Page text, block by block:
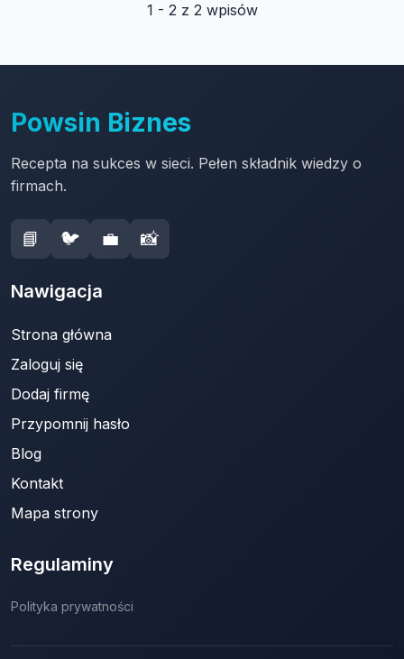
1 - 2 z 2 wpisów
Powsin Biznes
Recepta na sukces w sieci. Pełen składnik wiedzy o
firmach.
📘 🐦 💼 📸
Nawigacja
Strona główna
Zaloguj się
Dodaj firmę
Przypomnij hasło
Blog
Kontakt
Mapa strony
Regulaminy
Polityka prywatności